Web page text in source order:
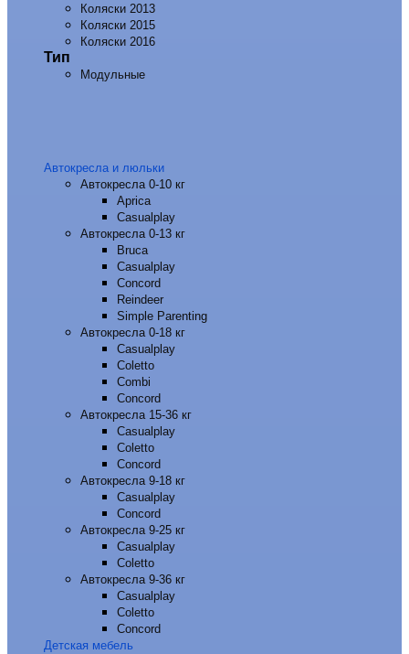
Коляски 2013
Коляски 2015
Коляски 2016
Тип
Модульные
Автокресла и люльки
Автокресла 0-10 кг
Aprica
Casualplay
Автокресла 0-13 кг
Bruca
Casualplay
Concord
Reindeer
Simple Parenting
Автокресла 0-18 кг
Casualplay
Coletto
Combi
Concord
Автокресла 15-36 кг
Casualplay
Coletto
Concord
Автокресла 9-18 кг
Casualplay
Concord
Автокресла 9-25 кг
Casualplay
Coletto
Автокресла 9-36 кг
Casualplay
Coletto
Concord
Детская мебель